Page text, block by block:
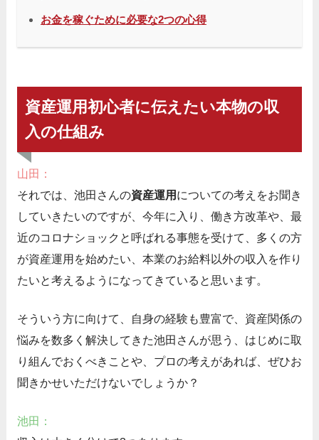
お金を稼ぐために必要な2つの心得
資産運用初心者に伝えたい本物の収
入の仕組み
山田：
それでは、池田さんの資産運用 についての考えをお聞き
していきたいのですが、今年に入り、働き方改革や、最
近のコロナショックと呼ばれる事態を受けて、多くの方
が資産運用を始めたい、本業のお給料以外の収入を作り
たいと考えるようになってきていると思います。
そういう方に向けて、自身の経験も豊富で、資産関係の
悩みを数多く解決してきた池田さんが思う、はじめに取
り組んでおくべきことや、プロの考えがあれば、ぜひお
聞きかせいただけないでしょうか？
池田：